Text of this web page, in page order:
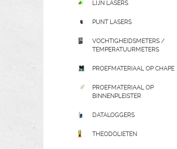
LIJN LASERS
PUNT LASERS
VOCHTIGHEIDSMETERS /
TEMPERATUURMETERS
PROEFMATERIAAL OP CHAPE
PROEFMATERIAAL OP
BINNENPLEISTER
DATALOGGERS
THEODOLIETEN